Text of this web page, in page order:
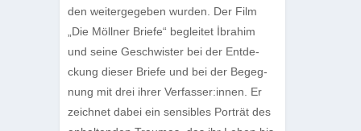
den wei­ter­ge­ge­ben wur­den. Der Film
„Die Möll­ner Briefe“ beglei­tet İbrahim
und seine Geschwis­ter bei der Ent­de­
ckung die­ser Briefe und bei der Begeg­
nung mit drei ihrer Verfasser:innen. Er
zeich­net dabei ein sen­si­bles Por­trät des